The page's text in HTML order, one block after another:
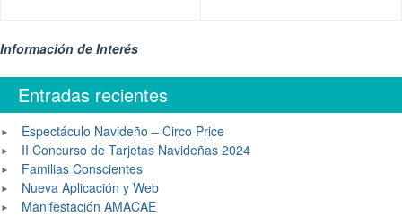
Información de Interés
Entradas recientes
Espectáculo Navideño – Circo Price
II Concurso de Tarjetas Navideñas 2024
Familias Conscientes
Nueva Aplicación y Web
Manifestación AMACAE